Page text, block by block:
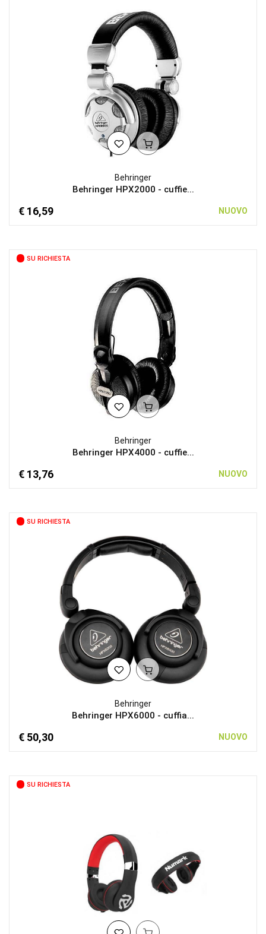
Behringer
Behringer HPX2000 - cuffie...
€ 16,59 NUOVO
SU RICHIESTA
Behringer
Behringer HPX4000 - cuffie...
€ 13,76 NUOVO
SU RICHIESTA
Behringer
Behringer HPX6000 - cuffia...
€ 50,30 NUOVO
SU RICHIESTA